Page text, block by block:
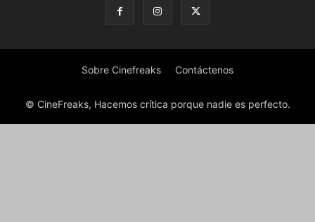
Sobre Cinefreaks Contáctenos
© CineFreaks, Hacemos crítica porque nadie es perfecto.